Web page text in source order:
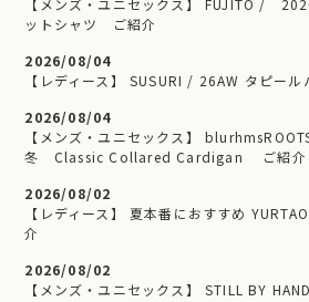
【メンズ・ユニセックス】 FUJITO /
ットシャツ ご紹介
2026/08/04
【レディース】 SUSURI / 26AW タピー
2026/08/04
【メンズ・ユニセックス】
冬 Classic Collared Cardigan ご紹介
2026/08/02
【レディース】 夏本番におすすめ
介
2026/08/02
【メンズ・ユニセックス】 STILL BY